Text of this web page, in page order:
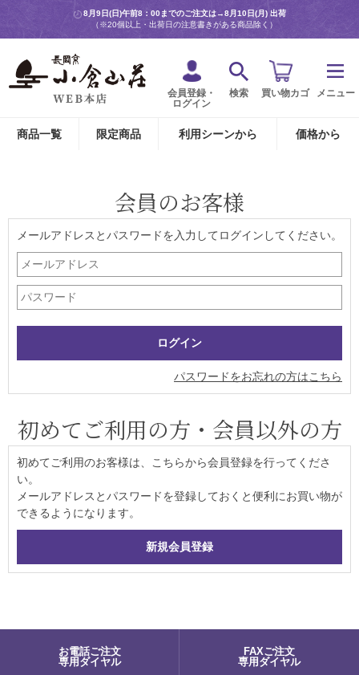
8月9日(日)午前8：00までのご注文は→8月10日(月) 出荷
（※20個以上・出荷日の注意書きがある商品除く）
会員登録・
ログイン
検索 買い物カゴ メニュー
商品一覧 限定商品 利用シーンから 価格から
会員のお客様
メールアドレスとパスワードを入力してログインしてください。
パスワードをお忘れの方はこちら
初めてご利用の方・会員以外の方
初めてご利用のお客様は、こちらから会員登録を行ってくださ
い。
メールアドレスとパスワードを登録しておくと便利にお買い物が
できるようになります。
お電話ご注文
専用ダイヤル
FAXご注文
専用ダイヤル